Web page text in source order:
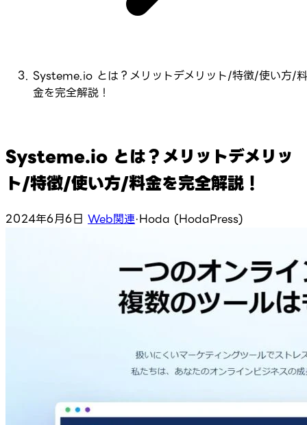
Systeme.io とは？メリットデメリット/特徴/使い方/料
金を完全解説！
Systeme.io とは？メリットデメリッ
ト/特徴/使い方/料金を完全解説！
2024年6月6日 Web関連·Hoda (HodaPress)